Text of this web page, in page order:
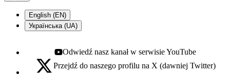
English (EN)
Українська (UA)
Youtube - otwiera się w nowej karcie
Odwiedź nasz kanał w serwisie YouTube
X - otwiera się w nowej karcie
Przejdź do naszego profilu na X (dawniej Twitter)